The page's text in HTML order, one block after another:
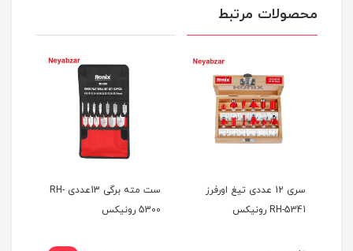
محصولات مرتبط
سری 12 عددی تیغ اورفرز
RH-5341 رونیکس
ست مته برگی 13عددی RH-
5300 رونیکس